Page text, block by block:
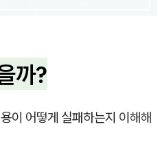
까?
이 어떻게 실패하는지 이해해